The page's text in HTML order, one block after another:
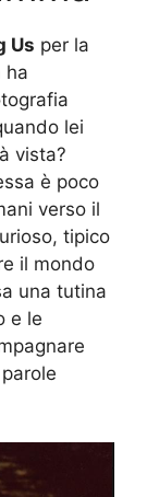
Us per la
ha
lei
vista?
è poco
verso il
tipico
il mondo
una tutina
e le